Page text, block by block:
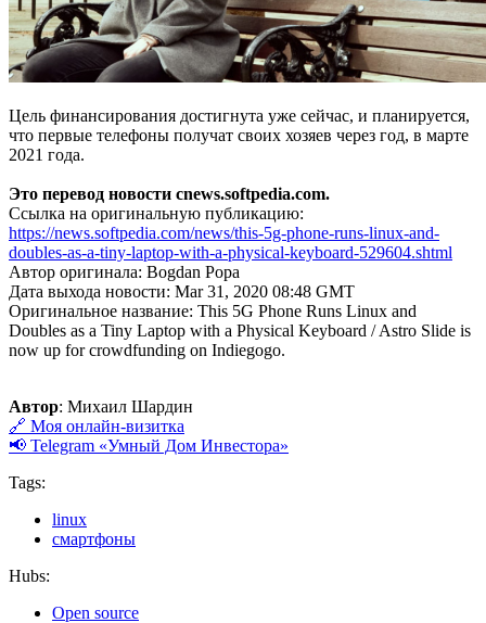
Цель финансирования достигнута уже сейчас, и планируется,
что первые телефоны получат своих хозяев через год, в марте
2021 года.
Это перевод новости сnews.softpedia.com.
Ссылка на оригинальную публикацию:
https://news.softpedia.com/news/this-5g-phone-runs-linux-and-
doubles-as-a-tiny-laptop-with-a-physical-keyboard-529604.shtml
Автор оригинала: Bogdan Popa
Дата выхода новости: Mar 31, 2020 08:48 GMT
Оригинальное название: This 5G Phone Runs Linux and
Doubles as a Tiny Laptop with a Physical Keyboard / Astro Slide is
now up for crowdfunding on Indiegogo.
Автор: Михаил Шардин
🔗 Моя онлайн-визитка
📢 Telegram «Умный Дом Инвестора»
Tags:
linux
смартфоны
Hubs:
Open source